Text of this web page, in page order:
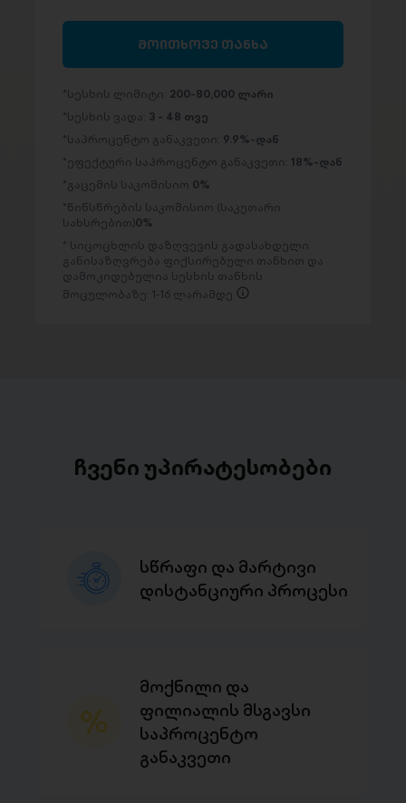
მოითხოვე თანხა
სესხის ლიმიტი: 200-80,000 ლარი
სესხის ვადა: 3 - 48 თვე
საპროცენტო განაკვეთი: 9.9%-დან
ეფექტური საპროცენტო განაკვეთი: 18%-დან
გაცემის საკომისიო 0%
წინსწრების საკომისიო (საკუთარი
სახსრებით)0%
სიცოცხლის დაზღვევის გადასახდელი
განისაზღვრება ფიქსირებული თანხით და
დამოკიდებულია სესხის თანხის
მოცულობაზე: 1-16 ლარამდე
ჩვენი უპირატესობები
სწრაფი და მარტივი
დისტანციური პროცესი
მოქნილი და
ფილიალის მსგავსი
საპროცენტო
განაკვეთი